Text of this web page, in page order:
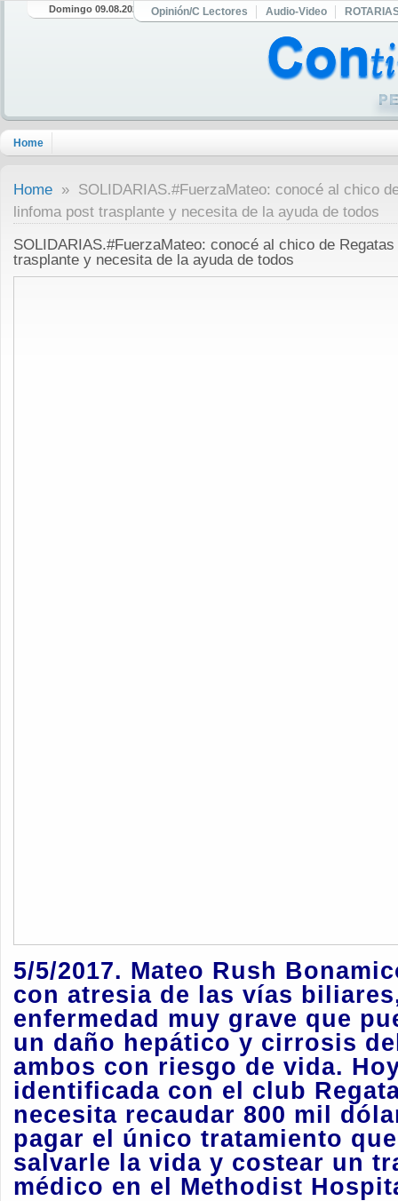
Domingo 09.08.2026 Opinión/C Lectores Audio-Video
Home
Home » SOLIDARIAS.#FuerzaMateo: conocé al chico
linfoma post trasplante y necesita de la ayuda de todos
SOLIDARIAS.#FuerzaMateo: conocé al chico de
trasplante y necesita de la ayuda de todos
5/5/2017. Mateo Rush
con atresia de las vías
enfermedad muy grave que
un daño hepático y cirrosis
ambos con riesgo de vida.
identificada con el club
necesita recaudar 800 mil
pagar el único tratamiento
salvarle la vida y costear un
médico en el Methodist